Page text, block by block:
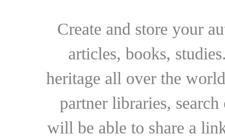
Create and store your
articles, books,
heritage all over the
partner libraries,
will be able to share a